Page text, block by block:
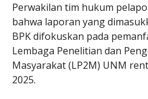
Perwakilan tim hukum
bahwa laporan yang
BPK difokuskan pada
Lembaga Penelitian dan
Masyarakat (LP2M) UNM
2025.